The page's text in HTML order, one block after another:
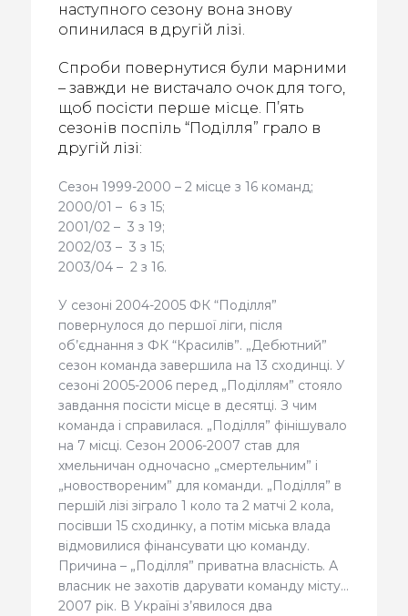
наступного сезону вона знову
опинилася в другій лізі.
Спроби повернутися були марними
– завжди не вистачало очок для того,
щоб посісти перше місце. П’ять
сезонів поспіль “Поділля” грало в
другій лізі:
Сезон 1999-2000 – 2 місце з 16 команд;
2000/01 – 6 з 15;
2001/02 – 3 з 19;
2002/03 – 3 з 15;
2003/04 – 2 з 16.
У сезоні 2004-2005 ФК “Поділля”
повернулося до першої ліги, після
об’єднання з ФК “Красилів”. „Дебютний”
сезон команда завершила на 13 сходинці. У
сезоні 2005-2006 перед „Поділлям” стояло
завдання посісти місце в десятці. З чим
команда і справилася. „Поділля” фінішувало
на 7 місці. Сезон 2006-2007 став для
хмельничан одночасно „смертельним” і
„новоствореним” для команди. „Поділля” в
першій лізі зіграло 1 коло та 2 матчі 2 кола,
посівши 15 сходинку, а потім міська влада
відмовилися фінансувати цю команду.
Причина – „Поділля” приватна власність. А
власник не захотів дарувати команду місту…
2007 рік. В Україні з’явилося два